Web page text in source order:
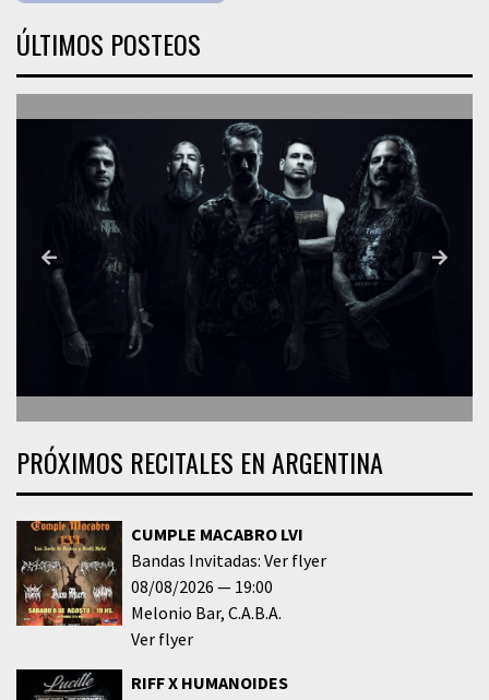
ÚLTIMOS POSTEOS
PRÓXIMOS RECITALES EN ARGENTINA
CUMPLE MACABRO LVI
Bandas Invitadas: Ver flyer
08/08/2026
19:00
Melonio Bar C.A.B.A.
Ver flyer
RIFF X HUMANOIDES